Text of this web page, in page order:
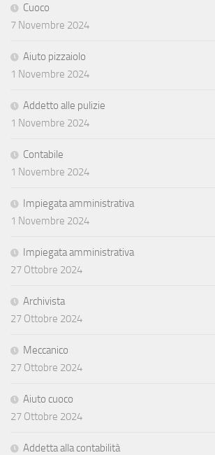
Cuoco
7 Novembre 2024
Aiuto pizzaiolo
1 Novembre 2024
Addetto alle pulizie
1 Novembre 2024
Contabile
1 Novembre 2024
Impiegata amministrativa
1 Novembre 2024
Impiegata amministrativa
27 Ottobre 2024
Archivista
27 Ottobre 2024
Meccanico
27 Ottobre 2024
Aiuto cuoco
27 Ottobre 2024
Addetta alla contabilità